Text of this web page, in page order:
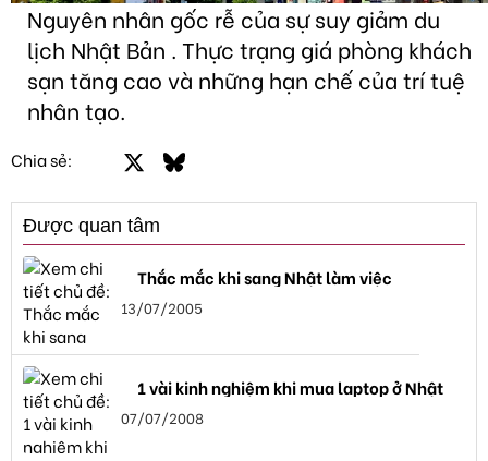
Nguyên nhân gốc rễ của sự suy giảm du
lịch Nhật Bản . Thực trạng giá phòng khách
sạn tăng cao và những hạn chế của trí tuệ
nhân tạo.
Chia sẻ: FacebookBluesky
Được quan tâm
Thắc mắc khi sang Nhật làm việc
13/07/2005
1 vài kinh nghiệm khi mua laptop ở Nhật
07/07/2008